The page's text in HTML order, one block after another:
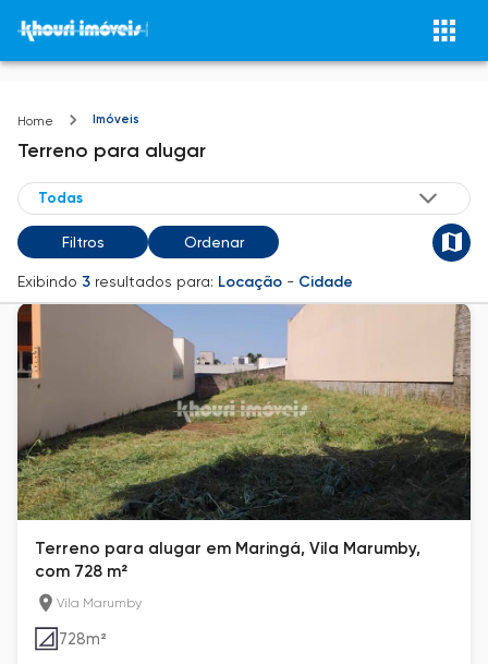
Home Imóveis
Terreno para alugar
Filtros Ordenar
Exibindo 3 resultados para: Locação - Cidade
Terreno para alugar em Maringá, Vila Marumby,
com 728 m²
Vila Marumby
728m²